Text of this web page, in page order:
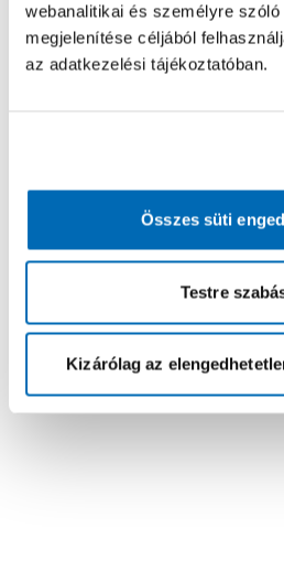
webanalitikai és személyre szóló
megjelenítése céljából
az adatkezelési tájékoztatóban.
Összes süti
Testre
Kizárólag az